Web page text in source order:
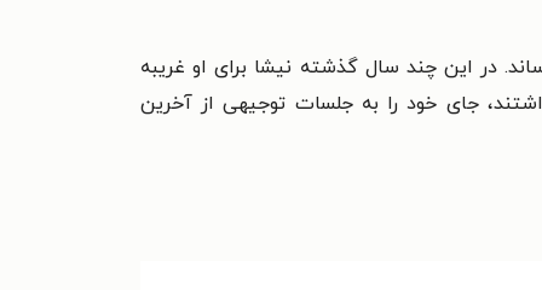
در این چند سال گذشته نیشا برای او غریبه
جای خود را به جلسات توجیهی از آخرین